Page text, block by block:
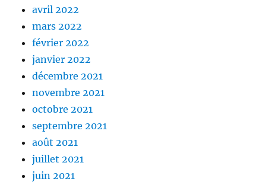
avril 2022
mars 2022
février 2022
janvier 2022
décembre 2021
novembre 2021
octobre 2021
septembre 2021
août 2021
juillet 2021
juin 2021